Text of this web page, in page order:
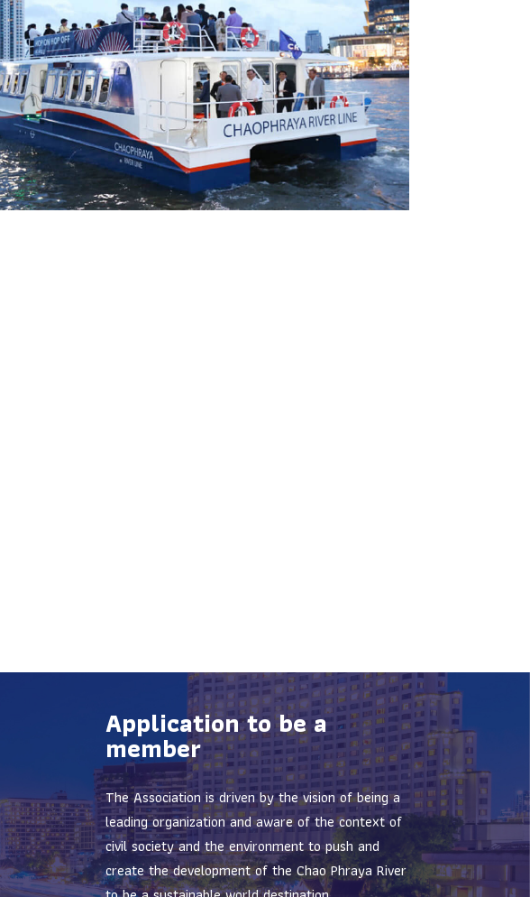
Application to be a
member
The Association is driven by the vision of being a
leading organization and aware of the context of
civil society and the environment to push and
create the development of the Chao Phraya River